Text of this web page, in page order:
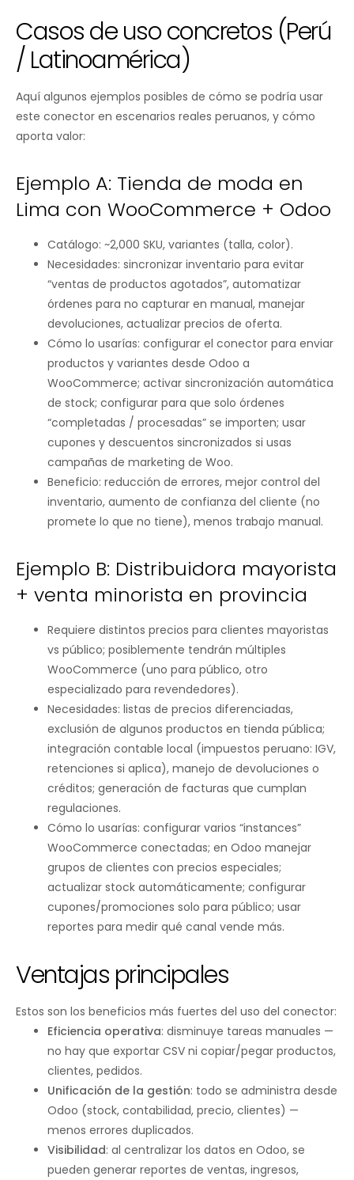
Casos de uso concretos (Perú
/ Latinoamérica)
Aquí algunos ejemplos posibles de cómo se podría usar
este conector en escenarios reales peruanos, y cómo
aporta valor:
Ejemplo A: Tienda de moda en
Lima con WooCommerce + Odoo
Catálogo: ~2,000 SKU, variantes (talla, color).
Necesidades: sincronizar inventario para evitar
“ventas de productos agotados”, automatizar
órdenes para no capturar en manual, manejar
devoluciones, actualizar precios de oferta.
Cómo lo usarías: configurar el conector para enviar
productos y variantes desde Odoo a
WooCommerce; activar sincronización automática
de stock; configurar para que solo órdenes
“completadas / procesadas” se importen; usar
cupones y descuentos sincronizados si usas
campañas de marketing de Woo.
Beneficio: reducción de errores, mejor control del
inventario, aumento de confianza del cliente (no
promete lo que no tiene), menos trabajo manual.
Ejemplo B: Distribuidora mayorista
+ venta minorista en provincia
Requiere distintos precios para clientes mayoristas
vs público; posiblemente tendrán múltiples
WooCommerce (uno para público, otro
especializado para revendedores).
Necesidades: listas de precios diferenciadas,
exclusión de algunos productos en tienda pública;
integración contable local (impuestos peruano: IGV,
retenciones si aplica), manejo de devoluciones o
créditos; generación de facturas que cumplan
regulaciones.
Cómo lo usarías: configurar varios “instances”
WooCommerce conectadas; en Odoo manejar
grupos de clientes con precios especiales;
actualizar stock automáticamente; configurar
cupones/promociones solo para público; usar
reportes para medir qué canal vende más.
Ventajas principales
Estos son los beneficios más fuertes del uso del conector:
Eficiencia operativa: disminuye tareas manuales —
no hay que exportar CSV ni copiar/pegar productos,
clientes, pedidos.
Unificación de la gestión: todo se administra desde
Odoo (stock, contabilidad, precio, clientes) —
menos errores duplicados.
Visibilidad: al centralizar los datos en Odoo, se
pueden generar reportes de ventas, ingresos,